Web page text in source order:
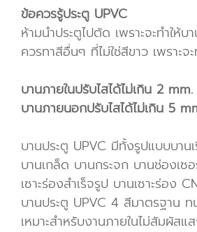
ข้อควรรู้ประตู UPVC
ห้ามนำประตูไปตัด เพราะจะทำให้บ
ควรทาสีอื่นๆ ที่ไม่ใช่สีขาว เพราะจ
บานภายในปรับไสได้ไม่เกิน 2
บานภายนอกปรับไสได้ไม่เกิน 5
บานประตู UPVC มีทั้งรูปแบบบาน
บานเกล็ด บานกระจก บานช่องเ
เซาะร่องสำเร็จรูป บานเซาะร่อง
บานประตู UPVC 4 สีมาตรฐาน ท
เหมาะสำหรับงานภายในไม่สัมผัสแ